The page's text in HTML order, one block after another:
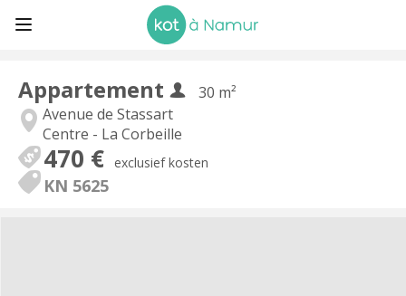
Appartement
30 m²
Avenue de Stassart
Centre - La Corbeille
470 € exclusief kosten
KN 5625